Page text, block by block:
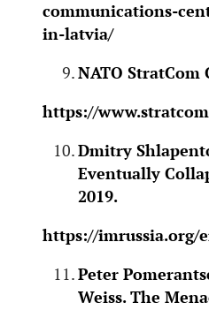
communications-
in-latvia/
NATO StratCom
https://
Dmitry
Eventually
2019.
https://imrussia.org/
Peter
Weiss. The